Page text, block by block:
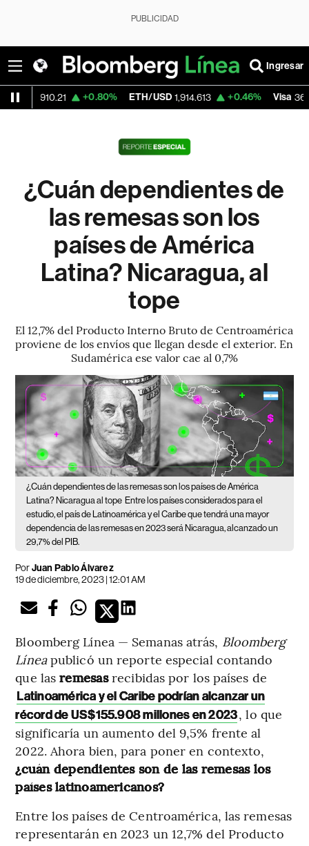
PUBLICIDAD
Ingresar
64,910.21 +0.80% ETH/USD 1,914.613 +0.46% Visa 364.33
¿Cuán dependientes de
las remesas son los
países de América
Latina? Nicaragua, al
tope
El 12,7% del Producto Interno Bruto de Centroamérica
proviene de los envíos que llegan desde el exterior. En
Sudamérica ese valor cae al 0,7%
¿Cuán dependientes de las remesas son los países de América
Latina? Nicaragua al tope Entre los países considerados para el
estudio, el país de Latinoamérica y el Caribe que tendrá una mayor
dependencia de las remesas en 2023 será Nicaragua, alcanzado un
29,7% del PIB.
PorJuan Pablo Álvarez
19 de diciembre, 2023 | 12:01 AM
Bloomberg Línea — Semanas atrás, Bloomberg
Líneapublicó un reporte especial contando
que lasremesasrecibidas por los países de
Latinoamérica y el Caribe podrían alcanzar un
récord de US$155.908 millones en 2023, lo que
significaría un aumento del 9,5% frente al
2022. Ahora bien, para poner en contexto,
¿cuán dependientes son de las remesas los
países latinoamericanos?
Entre los países de Centroamérica, las remesas
representarán en 2023 un 12,7% del Producto